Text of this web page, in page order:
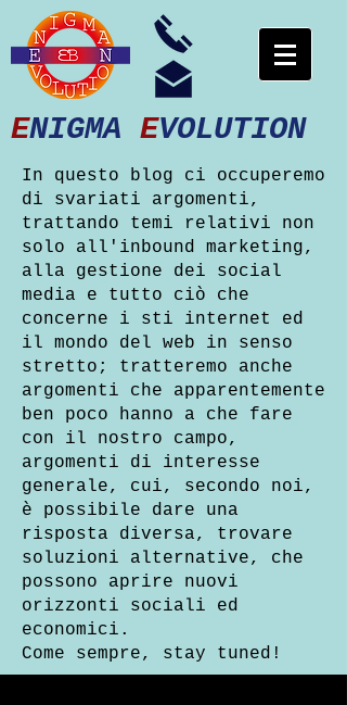
ENIGMA EVOLUTION
In questo blog ci occuperemo
di svariati argomenti,
trattando temi relativi non
solo all'inbound marketing,
alla gestione dei social
media e tutto ciò che
concerne i sti internet ed
il mondo del web in senso
stretto; tratteremo anche
argomenti che apparentemente
ben poco hanno a che fare
con il nostro campo,
argomenti di interesse
generale, cui, secondo noi,
è possibile dare una
risposta diversa, trovare
soluzioni alternative, che
possono aprire nuovi
orizzonti sociali ed
economici.
Come sempre, stay tuned!